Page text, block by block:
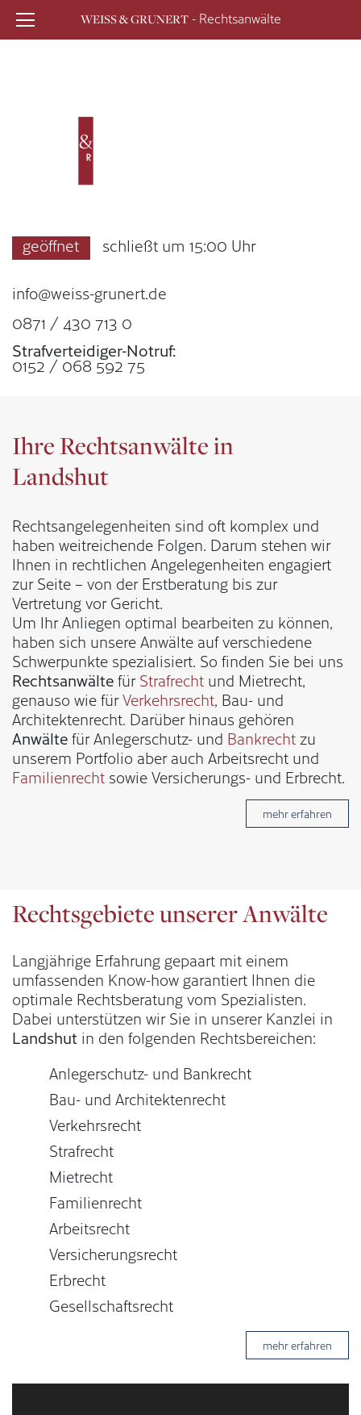
geöffnet schließt um 15:00 Uhr
info@weiss-grunert.de
0871 / 430 713 0
Strafverteidiger-Notruf:
0152 / 068 592 75
Ihre Rechtsanwälte in
Landshut
Rechtsangelegenheiten sind oft komplex und
haben weitreichende Folgen. Darum stehen wir
Ihnen in rechtlichen Angelegenheiten engagiert
zur Seite – von der Erstberatung bis zur
Vertretung vor Gericht.
Um Ihr Anliegen optimal bearbeiten zu können,
haben sich unsere Anwälte auf verschiedene
Schwerpunkte spezialisiert. So finden Sie bei uns
RechtsanwältefürStrafrecht und Mietrecht,
genauso wie fürVerkehrsrecht, Bau- und
Architektenrecht. Darüber hinaus gehören
Anwältefür Anlegerschutz- und Bankrechtzu
unserem Portfolio aber auch Arbeitsrecht und
Familienrecht sowie Versicherungs- und Erbrecht.
mehr erfahren
Rechtsgebiete unserer Anwälte
Langjährige Erfahrung gepaart mit einem
umfassenden Know-how garantiert Ihnen die
optimale Rechtsberatung vom Spezialisten.
Dabei unterstützen wir Sie in unserer Kanzlei in
Landshut in den folgenden Rechtsbereichen:
Anlegerschutz- und Bankrecht
Bau- und Architektenrecht
Verkehrsrecht
Strafrecht
Mietrecht
Familienrecht
Arbeitsrecht
Versicherungsrecht
Erbrecht
Gesellschaftsrecht
mehr erfahren
WEISS & GRUNERT- Rechtsanwälte